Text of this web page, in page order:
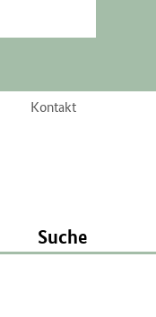
Kontakt
Suche